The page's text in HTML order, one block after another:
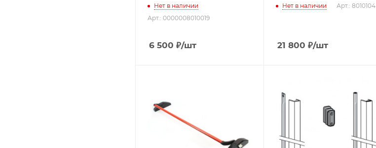
Нет в наличии
Арт.: 0000008010019
6 500 ₽/шт
Нет в наличии Арт.: 8010104
21 800 ₽/шт